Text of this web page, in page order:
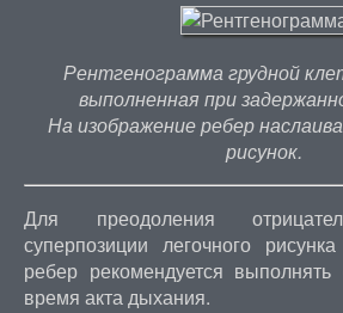
Рентгенограмма грудной
выполненная при
На изображение ребер
рисунок.
Для преодоления
суперпозиции легочного
ребер рекомендуется
время акта дыхания.